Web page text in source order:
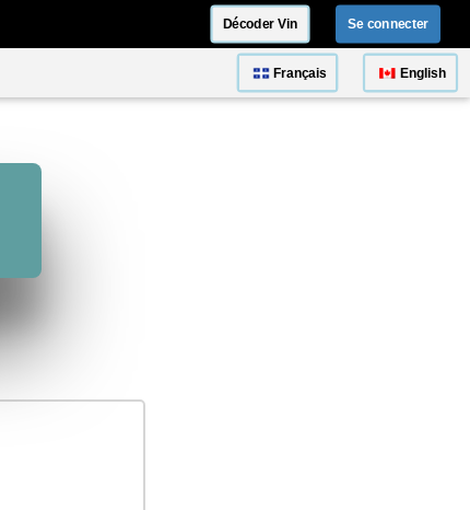
Décoder Vin Se connecter
Français English